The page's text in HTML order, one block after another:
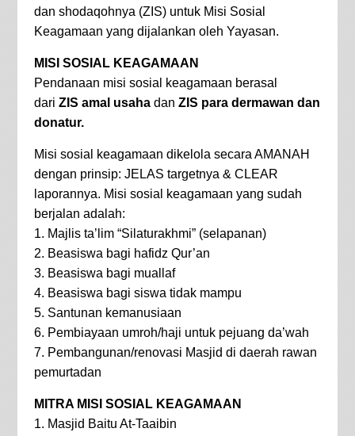
dan shodaqohnya (ZIS) untuk Misi Sosial
Keagamaan yang dijalankan oleh Yayasan.
MISI SOSIAL KEAGAMAAN
Pendanaan misi sosial keagamaan berasal
dari ZIS amal usahadan ZIS para dermawan dan
donatur.
Misi sosial keagamaan dikelola secara AMANAH
dengan prinsip: JELAS targetnya & CLEAR
laporannya. Misi sosial keagamaan yang sudah
berjalan adalah:
1. Majlis ta’lim “Silaturakhmi” (selapanan)
2. Beasiswa bagi hafidz Qur’an
3. Beasiswa bagi muallaf
4. Beasiswa bagi siswa tidak mampu
5. Santunan kemanusiaan
6. Pembiayaan umroh/haji untuk pejuang da’wah
7. Pembangunan/renovasi Masjid di daerah rawan
pemurtadan
MITRA MISI SOSIAL KEAGAMAAN
1. Masjid Baitu At-Taaibin